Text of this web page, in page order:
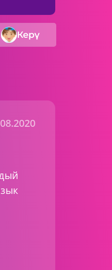
Керү